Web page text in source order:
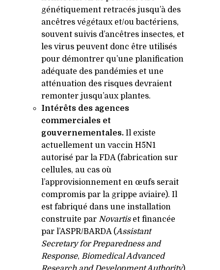
génétiquement retracés jusqu’à des
ancêtres végétaux et/ou bactériens,
souvent suivis d’ancêtres insectes, et
les virus peuvent donc être utilisés
pour démontrer qu’une planification
adéquate des pandémies et une
atténuation des risques devraient
remonter jusqu’aux plantes.
Intérêts des agences
commerciales et
gouvernementales. Il existe
actuellement un vaccin H5N1
autorisé par la FDA (fabrication sur
cellules, au cas où
l’approvisionnement en œufs serait
compromis par la grippe aviaire). Il
est fabriqué dans une installation
construite par Novartiset financée
par l’ASPR/BARDA (Assistant
Secretary for Preparedness and
Response, Biomedical Advanced